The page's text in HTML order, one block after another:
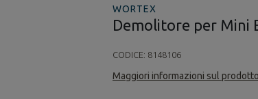
WORTEX
Demolitore per Mini
CODICE: 8148106
Maggiori informazioni sul prodotto